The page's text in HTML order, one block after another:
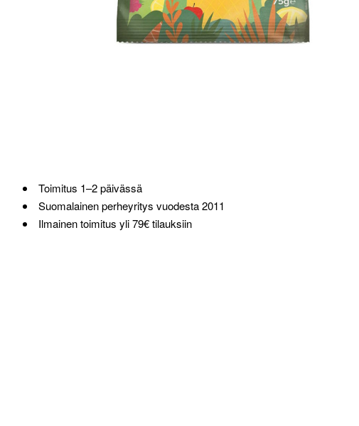
Toimitus 1–2 päivässä
Suomalainen perheyritys vuodesta 2011
Ilmainen toimitus yli 79€ tilauksiin